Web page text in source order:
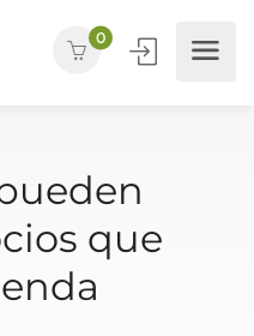
0
que